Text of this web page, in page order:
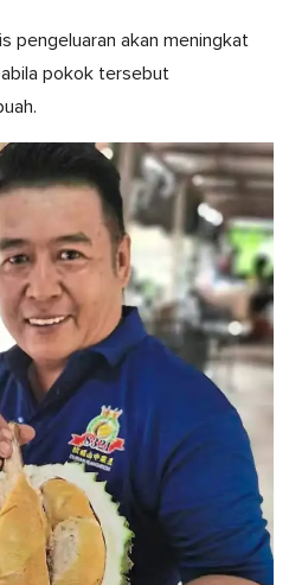
pengeluaran akan meningkat
pokok tersebut